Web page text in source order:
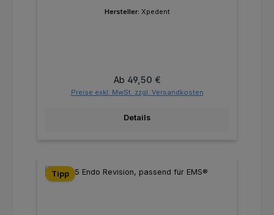
Hersteller: Xpedent
Regulärer Preis:
Ab 49,50 €
Preise exkl. MwSt. zzgl. Versandkosten
Details
Tipp